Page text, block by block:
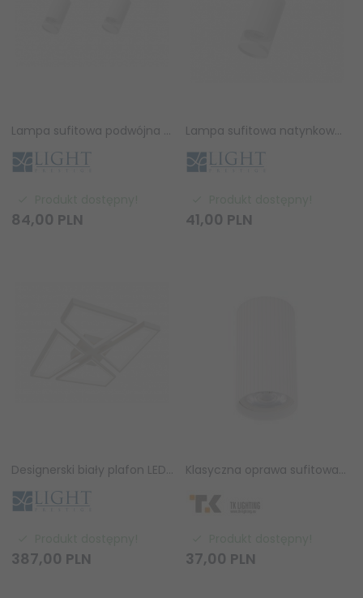
Lampa sufitowa podwójna natynkowa nowoczesna tuba regulowana spot sufitowy biały Virella LP-4930/2WS WH Light Prestige
84,00 PLN
Lampa sufitowa natynkowa nowoczesna tuba regulowana spot sufitowy biały Virella LP-4930/1WS WH Light Prestige
41,00 PLN
Designerski biały plafon LED CCT nowoczesny dekoracyjny geometryczny Nivra LP-0811/1C WH Light Prestige
387,00 PLN
Klasyczna oprawa sufitowa biała tuba wykończona ryflowaniem minimalistyczna uniwersalna 10cm TUNE 10023 TK-Lighting
37,00 PLN